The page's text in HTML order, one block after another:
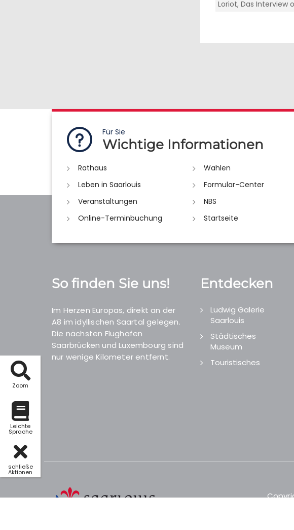
Zoom
Leichte
Sprache
schließe
Aktionen
Loriot, Das Interview
Für Sie
Wichtige Informationen
Rathaus
Wahlen
Leben in Saarlouis
Formular-Center
Veranstaltungen
NBS
Online-Terminbuchung
Startseite
So finden Sie uns!
Im Herzen Europas, direkt an der
A8 im idyllischen Saartal gelegen.
Die nächsten Flughäfen
Saarbrücken und Luxembourg sind
nur wenige Kilometer entfernt.
Entdecken
Ludwig Galerie
Saarlouis
Städtisches
Museum
Touristisches